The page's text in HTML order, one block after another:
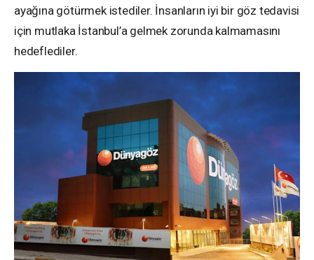
ayağına götürmek istediler. İnsanların iyi bir göz tedavisi
için mutlaka İstanbul’a gelmek zorunda kalmamasını
hedeflediler.